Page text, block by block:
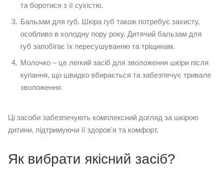
та боротися з її сухістю.
Бальзам для губ. Шкіра губ також потребує захисту,
особливо в холодну пору року. Дитячий бальзам для
губ запобігає їх пересушуванню та тріщинам.
Молочко – це легкий засіб для зволоження шкіри після
купання, що швидко вбирається та забезпечує тривале
зволоження.
Ці засоби забезпечують комплексний догляд за шкірою
дитини, підтримуючи її здоров'я та комфорт.
Як вибрати якісний засіб?